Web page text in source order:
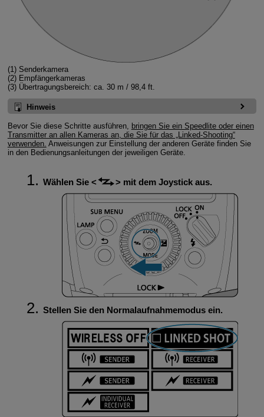
(1) Senderkamera
(2) Empfängerkameras
(3) Übertragungsbereich: ca. 30 m / 98,4 ft.
Hinweis
Bevor Sie diese Schritte ausführen,
bringen Sie ein Speedlite oder einen
Transmitter an allen Kameras an, die Sie für das „Linked-Shooting“
verwenden. Anweisungen zur Einstellung der anderen Geräte finden Sie
in den Bedienungsanleitungen der jeweiligen Geräte.
Wählen Sie mit dem Joystick aus.
Stellen Sie den Normalaufnahmemodus ein.